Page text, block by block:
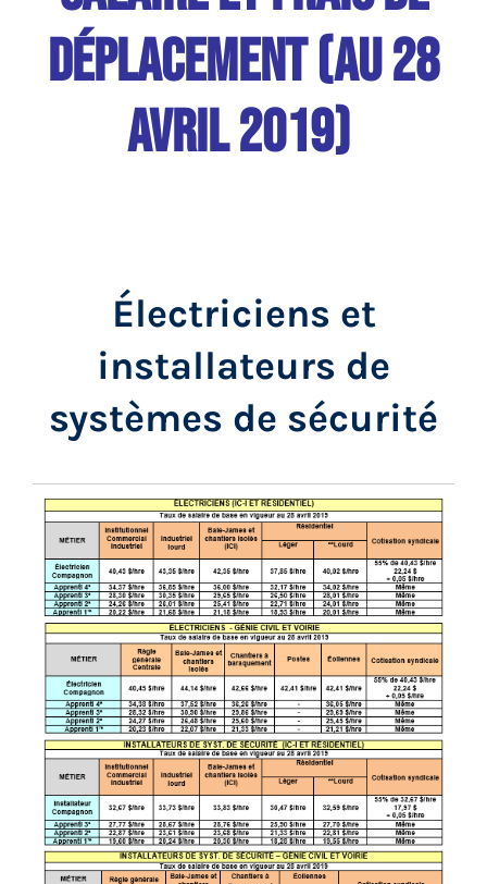
DÉPLACEMENT (au 28
AVRIL 2019)
Électriciens et
installateurs de
systèmes de sécurité